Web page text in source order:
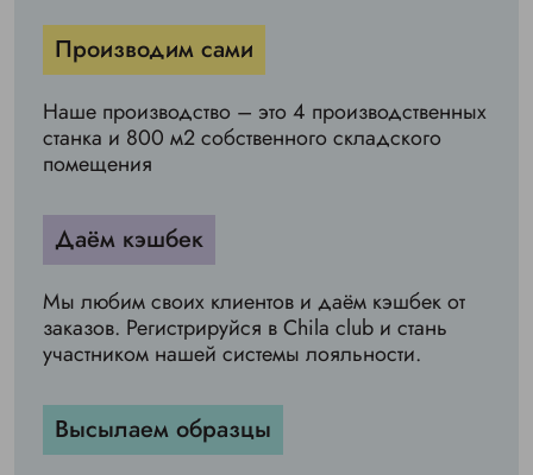
Производим сами
Наше производство – это 4 производственных
станка и 800 м2 собственного складского
помещения
Даём кэшбек
Мы любим своих клиентов и даём кэшбек от
заказов. Регистрируйся в Chila club и стань
участником нашей системы лояльности.
Высылаем образцы